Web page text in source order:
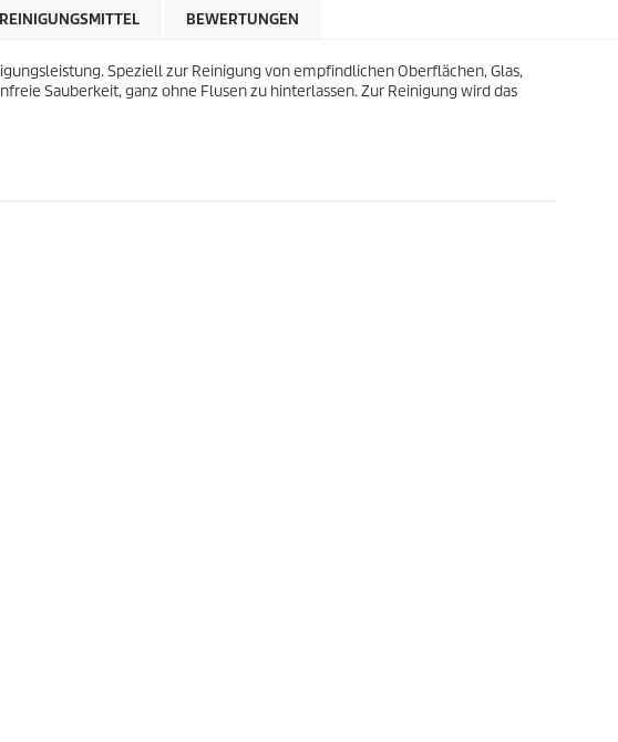
u
REINIGUNGSMITTEL BEWERTUNGEN
Speziell zur Reinigung von empfindlichen Oberflächen, Glas,
Sauberkeit, ganz ohne Flusen zu hinterlassen. Zur Reinigung wird das